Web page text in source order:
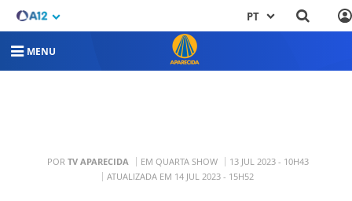
PT
MENU
POR TV APARECIDA EM QUARTA SHOW
13 JUL 2023 - 10H43
ATUALIZADA EM 14 JUL 2023 - 15H52